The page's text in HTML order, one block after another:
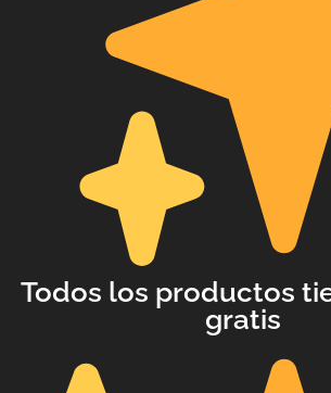
Millions of people
design templates, learn
creative skills or even
freelancers. With an
leading marketplace
with an unlimited
service, Envato helps
like you get projects
Todos los productos
gratis